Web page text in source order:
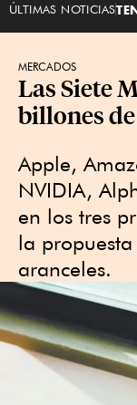
ÚLTIMAS NOTICIAS
MERCADOS
Las Siete
billones
Apple,
NVIDIA,
en los tres
la
aranceles.